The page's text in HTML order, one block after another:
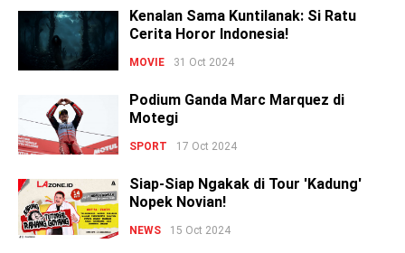
Kenalan Sama Kuntilanak: Si Ratu
Cerita Horor Indonesia!
MOVIE 31 Oct 2024
Podium Ganda Marc Marquez di
Motegi
SPORT 17 Oct 2024
Siap-Siap Ngakak di Tour 'Kadung'
Nopek Novian!
NEWS 15 Oct 2024